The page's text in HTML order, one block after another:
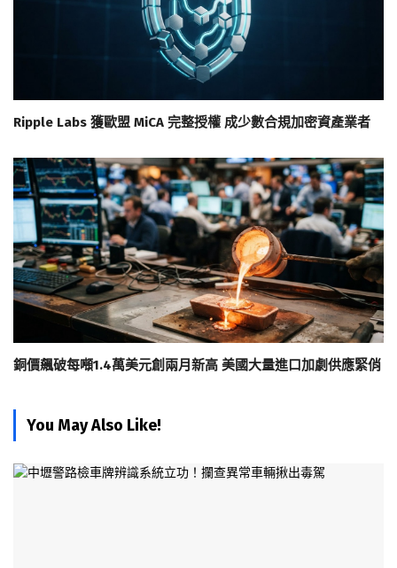
Ripple Labs 獲歐盟 MiCA 完整授權 成少數合規加密資產業者
銅價飆破每噸1.4萬美元創兩月新高 美國大量進口加劇供應緊俏
You May Also Like!